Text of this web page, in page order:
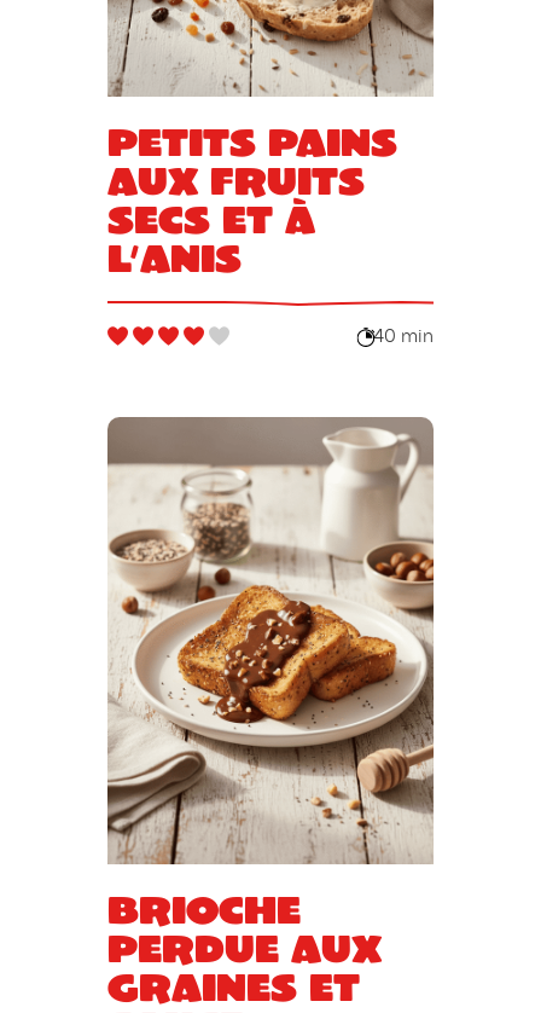
Petits pains
aux fruits
secs et à
l’anis
40 min
Brioche
perdue aux
graines et